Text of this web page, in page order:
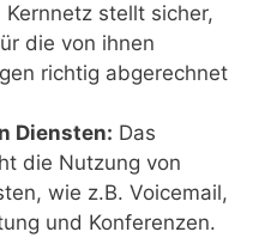
Kernnetz stellt sicher,
die von ihnen
richtig abgerechnet
Diensten: Das
die Nutzung von
wie z.B. Voicemail,
und Konferenzen.